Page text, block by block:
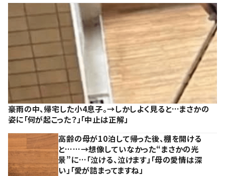
豪雨の中、帰宅した小4息子。→しかしよく見ると…まさかの
姿に「何が起こった？」「中止は正解」
高齢の母が10泊して帰った後、棚を開ける
と……→想像していなかった“まさかの光
景”に…「泣ける、泣けます」「母の愛情は深
い」「愛が詰まってますね」